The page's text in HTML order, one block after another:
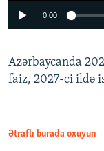
0:00
Azərbaycanda
faiz, 2027-ci ildə
Ətraflı burada oxuyun